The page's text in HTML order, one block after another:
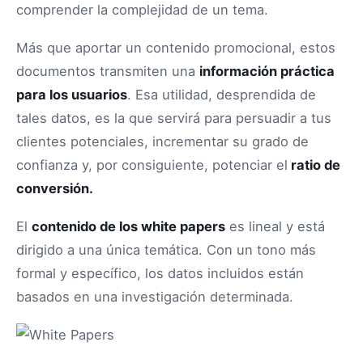
comprender la complejidad de un tema.
Más que aportar un contenido promocional, estos
documentos transmiten una información práctica
para los usuarios. Esa utilidad, desprendida de
tales datos, es la que servirá para persuadir a tus
clientes potenciales, incrementar su grado de
confianza y, por consiguiente, potenciar el ratio de
conversión.
El contenido de los white papers es lineal y está
dirigido a una única temática. Con un tono más
formal y específico, los datos incluidos están
basados en una investigación determinada.